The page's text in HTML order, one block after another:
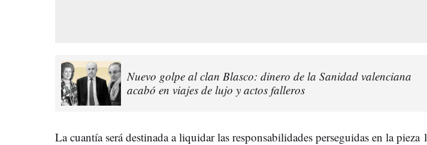
Nuevo golpe al clan Blasco: dinero de la Sanidad valenciana
acabó en viajes de lujo y actos falleros
La cuantía será destinada a liquidar las responsabilidades perseguidas en la pieza 1